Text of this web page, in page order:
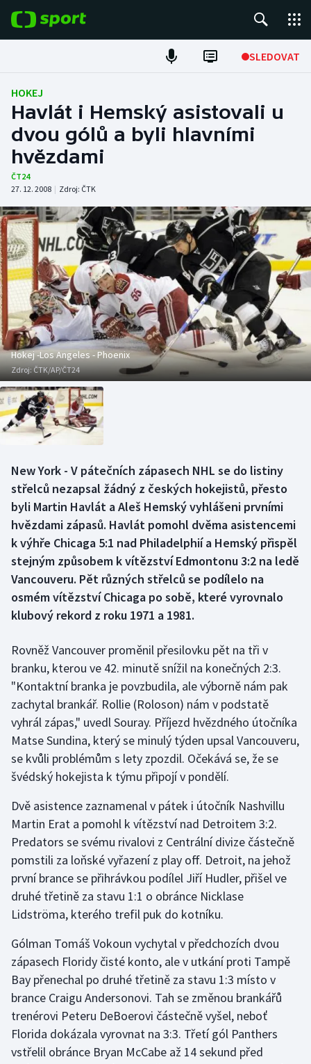
SLEDOVAT
Fotbal
Hokej
Tenis
Atletika
Cyklistika
DALŠÍ SPORTY
Americký fotbal
Baseball a softbal
Basketbal
Biatlon
Boby a skeleton
Curling
Dostihy
Florbal
Futsal
Golf
Gymnastika
Házená
Jezdectví
Judo
Lezení
Lyže a snowboard
Moderní pětiboj
Motorsport
Olympijské hry
Parasport
Plavání
Plážový volejbal
NEPŘEHLÉDNĚTE
Soutěže
Historické návraty
Aplikace ČT sport
AZ kvíz
HOKEJ
Havlát i Hemský asistovali u
dvou gólů a byli hlavními
hvězdami
ČT24
27. 12. 2008 | Zdroj: ČTK
Hokej -Los Angeles - Phoenix
Zdroj:ČTK/AP/ČT24
New York - V pátečních zápasech NHL se do listiny
střelců nezapsal žádný z českých hokejistů, přesto
byli Martin Havlát a Aleš Hemský vyhlášeni prvními
hvězdami zápasů. Havlát pomohl dvěma asistencemi
k výhře Chicaga 5:1 nad Philadelphií a Hemský přispěl
stejným způsobem k vítězství Edmontonu 3:2 na ledě
Vancouveru. Pět různých střelců se podílelo na
osmém vítězství Chicaga po sobě, které vyrovnalo
klubový rekord z roku 1971 a 1981.
Rovněž Vancouver proměnil přesilovku pět na tři v
branku, kterou ve 42. minutě snížil na konečných 2:3.
"Kontaktní branka je povzbudila, ale výborně nám pak
zachytal brankář. Rollie (Roloson) nám v podstatě
vyhrál zápas," uvedl Souray. Příjezd hvězdného útočníka
Matse Sundina, který se minulý týden upsal Vancouveru,
se kvůli problémům s lety zpozdil. Očekává se, že se
švédský hokejista k týmu připojí v pondělí.
Dvě asistence zaznamenal v pátek i útočník Nashvillu
Martin Erat a pomohl k vítězství nad Detroitem 3:2.
Predators se svému rivalovi z Centrální divize částečně
pomstili za loňské vyřazení z play off. Detroit, na jehož
první brance se přihrávkou podílel Jiří Hudler, přišel ve
druhé třetině za stavu 1:1 o obránce Nicklase
Lidströma, kterého trefil puk do kotníku.
Gólman Tomáš Vokoun vychytal v předchozích dvou
zápasech Floridy čisté konto, ale v utkání proti Tampě
Bay přenechal po druhé třetině za stavu 1:3 místo v
brance Craigu Andersonovi. Tah se změnou brankářů
trenérovi Peteru DeBoerovi částečně vyšel, neboť
Florida dokázala vyrovnat na 3:3. Třetí gól Panthers
vstřelil obránce Bryan McCabe až 14 sekund před